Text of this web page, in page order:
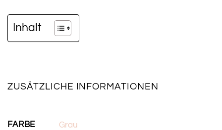
Inhalt
ZUSÄTZLICHE INFORMATIONEN
FARBE Grau